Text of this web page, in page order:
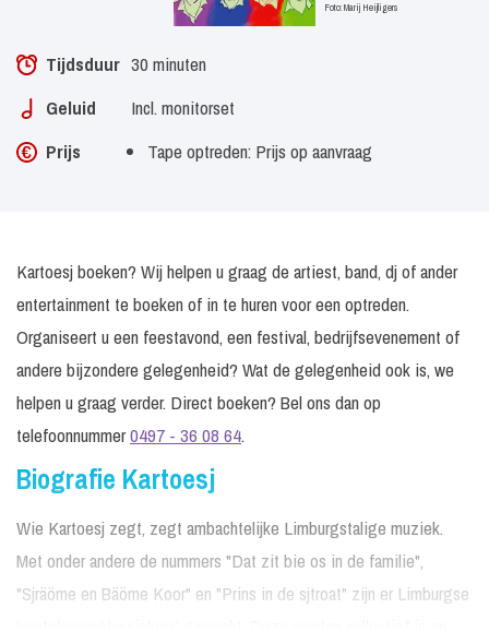
Foto: Marij Heijligers
Tijdsduur 30 minuten
Geluid
Incl. monitorset
Prijs
Tape optreden: Prijs op aanvraag
Kartoesj boeken? Wij helpen u graag de artiest, band, dj of ander
entertainment te boeken of in te huren voor een optreden.
Organiseert u een feestavond, een festival, bedrijfsevenement of
andere bijzondere gelegenheid? Wat de gelegenheid ook is, we
helpen u graag verder. Direct boeken? Bel ons dan op
telefoonnummer0497 - 36 08 64.
Biografie Kartoesj
Wie Kartoesj zegt, zegt ambachtelijke Limburgstalige muziek.
Met onder andere de nummers "Dat zit bie os in de familie",
"Sjräöme en Bäöme Koor" en "Prins in de sjtroat" zijn er Limburgse